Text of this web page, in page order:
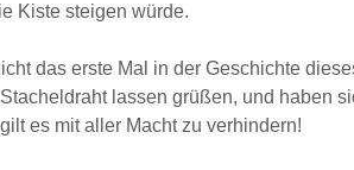
Kiste steigen würde.
das erste Mal in der Geschichte
lassen grüßen, und haben
es mit aller Macht zu verhindern!